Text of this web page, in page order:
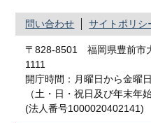
問い合わせ サイトポリシ
〒828-8501 福岡県豊前市
1111
開庁時間：月曜日から金曜
（土・日・祝日及び年末年
(法人番号1000020402141)